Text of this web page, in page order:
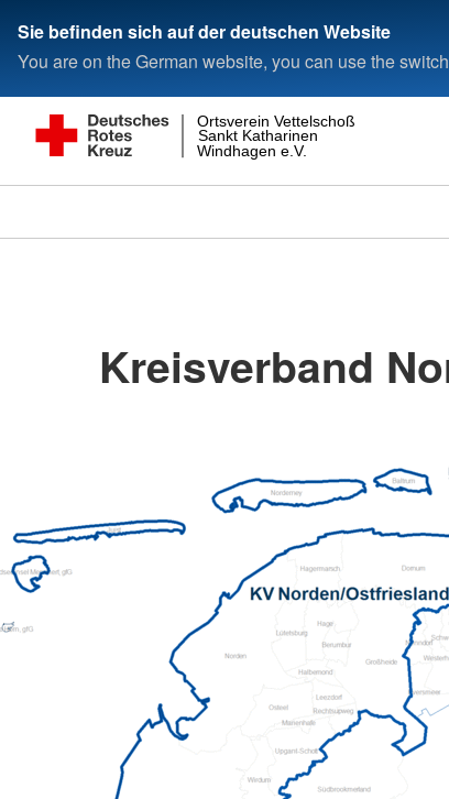
Sie befinden sich auf der deutschen Website
You are on the German website, you can use the
Windhagen e.V.
Sankt Katharinen
Ortsverein Vettelschoß
Kreisverband